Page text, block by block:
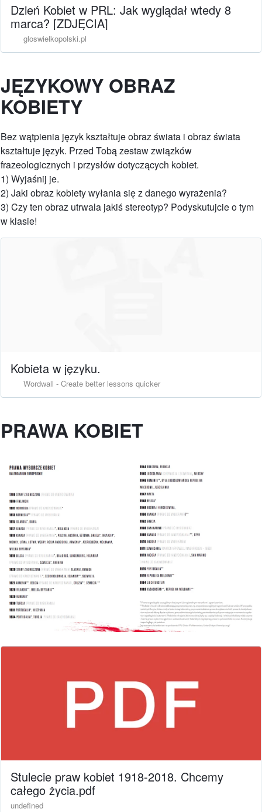
Dzień Kobiet w PRL: Jak wyglądał wtedy 8
marca? [ZDJĘCIA]
gloswielkopolski.pl
JĘZYKOWY OBRAZ
KOBIETY
Bez wątpienia język kształtuje obraz świata i obraz świata
kształtuje język. Przed Tobą zestaw związków
frazeologicznych i przysłów dotyczących kobiet.
1) Wyjaśnij je.
2) Jaki obraz kobiety wyłania się z danego wyrażenia?
3) Czy ten obraz utrwala jakiś stereotyp? Podyskutujcie o tym
w klasie!
Kobieta w języku.
Wordwall - Create better lessons quicker
PRAWA KOBIET
Stulecie praw kobiet 1918-2018. Chcemy
całego życia.pdf
undefined